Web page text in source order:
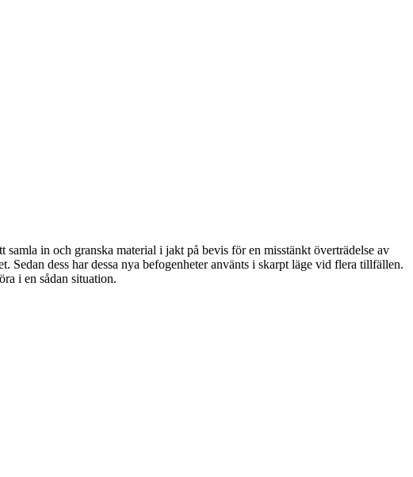
in och granska material i jakt på bevis för en misstänkt överträdelse av
dess har dessa nya befogenheter använts i skarpt läge vid flera tillfällen.
i en sådan situation.